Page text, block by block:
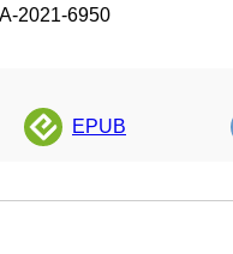
2021-6950
EPUB